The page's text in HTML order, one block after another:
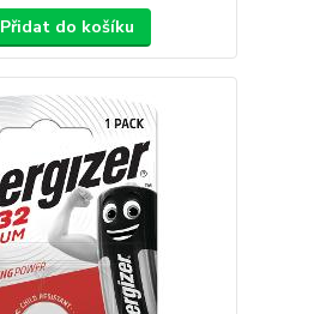
Přidat do košíku